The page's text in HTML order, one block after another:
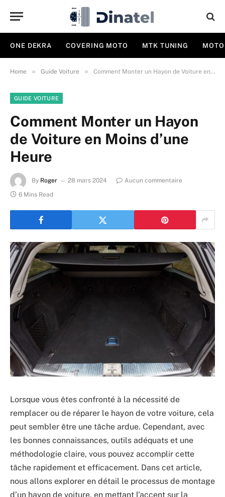
ONE DEKRA COVERING MOTO MTK TUNING
Home » Guide Voiture » Comment Monter un Hayon de Voiture en Moins d’une Heure
GUIDE VOITURE
Comment Monter un Hayon
de Voiture en Moins d’une
Heure
By Roger 28 mars 2024
Aucun commentaire
6 Mins Read
Lorsque vous êtes confronté à la nécessité de
remplacer ou de réparer le hayon de votre voiture, cela
peut sembler être une tâche ardue. Cependant, avec
les bonnes connaissances, outils adéquats et une
méthodologie claire, vous pouvez accomplir cette
tâche rapidement et efficacement. Dans cet article,
nous allons explorer en détail le processus de montage
d’un hayon de voiture, en mettant l’accent sur la